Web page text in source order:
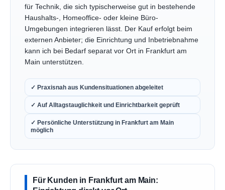
für Technik, die sich typischerweise gut in bestehende
Haushalts-, Homeoffice- oder kleine Büro-
Umgebungen integrieren lässt. Der Kauf erfolgt beim
externen Anbieter; die Einrichtung und Inbetriebnahme
kann ich bei Bedarf separat vor Ort in Frankfurt am
Main unterstützen.
✓ Praxisnah aus Kundensituationen abgeleitet
✓ Auf Alltagstauglichkeit und Einrichtbarkeit geprüft
✓ Persönliche Unterstützung in Frankfurt am Main
möglich
Für Kunden in Frankfurt am Main: